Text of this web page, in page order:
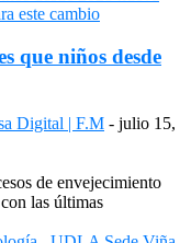
que niños desde
Digital | F.M - julio 15,
de envejecimiento
las últimas